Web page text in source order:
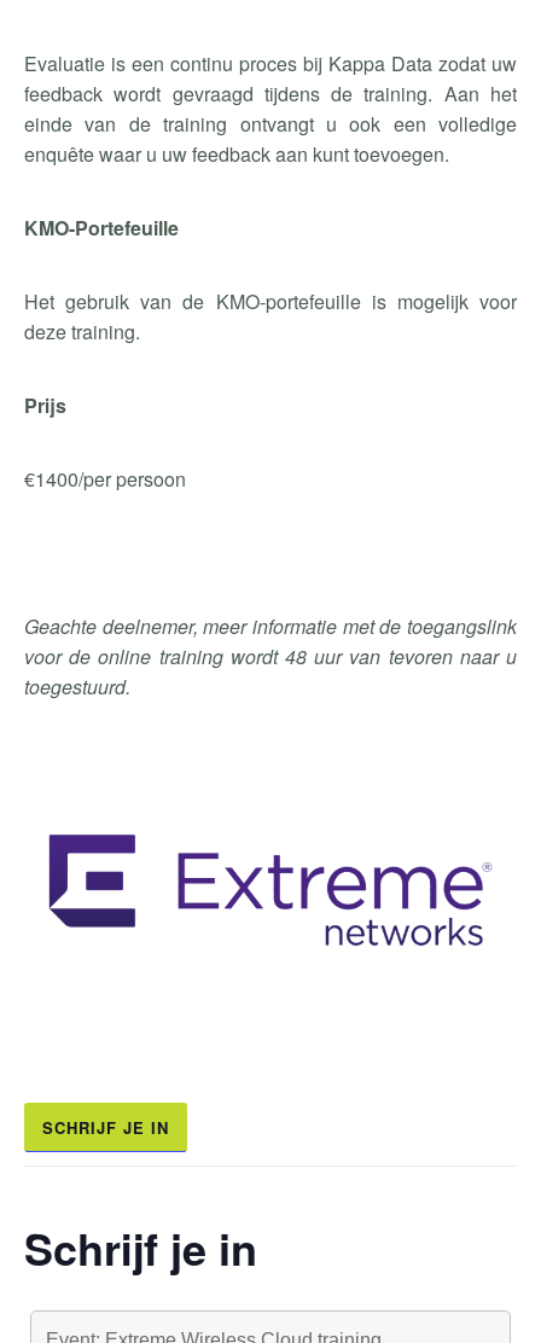
Evaluatie is een continu proces bij Kappa Data zodat uw
feedback wordt gevraagd tijdens de training. Aan het
einde van de training ontvangt u ook een volledige
enquête waar u uw feedback aan kunt toevoegen.
KMO-Portefeuille
Het gebruik van de KMO-portefeuille is mogelijk voor
deze training.
Prijs
€1400/per persoon
Geachte deelnemer, meer informatie met de toegangslink
voor de online training wordt 48 uur van tevoren naar u
toegestuurd.
SCHRIJF JE IN
Schrijf je in